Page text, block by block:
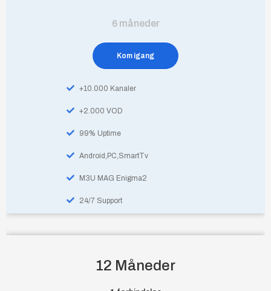
6 måneder
Kom igang
+10.000 Kanaler
+2.000 VOD
99% Uptime
Android,PC,SmartTv
M3U MAG Enigma2
24/7 Support
12 Måneder